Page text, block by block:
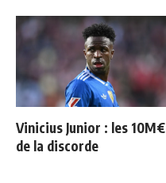
Vinicius Junior : les 10M€
de la discorde